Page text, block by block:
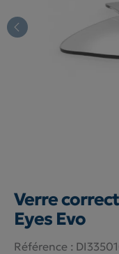
Verre
Eyes Evo
Référence :